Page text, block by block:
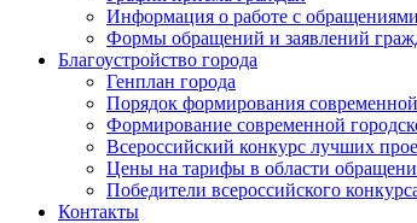
Информация о работе с
Формы обращений и заявлений
Благоустройство города
Генплан города
Порядок формирования
Формирование современной
Всероссийский конкурс лучших
Цены на тарифы в области
Победители всероссийского
Контакты